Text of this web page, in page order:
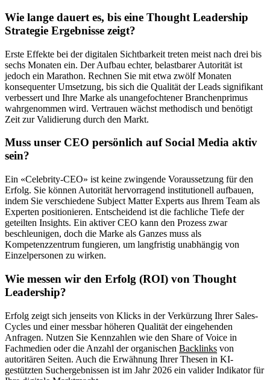
Wie lange dauert es, bis eine Thought Leadership
Strategie Ergebnisse zeigt?
Erste Effekte bei der digitalen Sichtbarkeit treten meist nach drei bis
sechs Monaten ein. Der Aufbau echter, belastbarer Autorität ist
jedoch ein Marathon. Rechnen Sie mit etwa zwölf Monaten
konsequenter Umsetzung, bis sich die Qualität der Leads signifikant
verbessert und Ihre Marke als unangefochtener Branchenprimus
wahrgenommen wird. Vertrauen wächst methodisch und benötigt
Zeit zur Validierung durch den Markt.
Muss unser CEO persönlich auf Social Media aktiv
sein?
Ein «Celebrity-CEO» ist keine zwingende Voraussetzung für den
Erfolg. Sie können Autorität hervorragend institutionell aufbauen,
indem Sie verschiedene Subject Matter Experts aus Ihrem Team als
Experten positionieren. Entscheidend ist die fachliche Tiefe der
geteilten Insights. Ein aktiver CEO kann den Prozess zwar
beschleunigen, doch die Marke als Ganzes muss als
Kompetenzzentrum fungieren, um langfristig unabhängig von
Einzelpersonen zu wirken.
Wie messen wir den Erfolg (ROI) von Thought
Leadership?
Erfolg zeigt sich jenseits von Klicks in der Verkürzung Ihrer Sales-
Cycles und einer messbar höheren Qualität der eingehenden
Anfragen. Nutzen Sie Kennzahlen wie den Share of Voice in
Fachmedien oder die Anzahl der organischen Backlinks von
autoritären Seiten. Auch die Erwähnung Ihrer Thesen in KI-
gestützten Suchergebnissen ist im Jahr 2026 ein valider Indikator für